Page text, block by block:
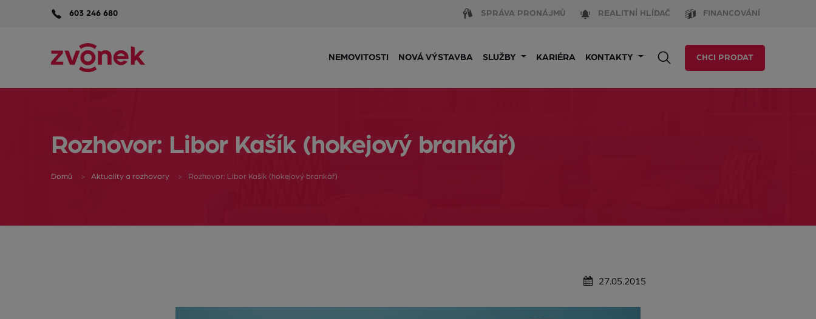
603 246 680 SPRÁVA PRONÁJMŮ REALITNÍ HLÍDAČ FINANCOVÁNÍ
NEMOVITOSTI NOVÁ VÝSTAVBA SLUŽBY KARIÉRA KONTAKTY CHCI PRODAT
Rozhovor: Libor Kašík (hokejový brankář)
Domů Aktuality a rozhovory Rozhovor: Libor Kašík (hokejový brankář)
27.05.2015